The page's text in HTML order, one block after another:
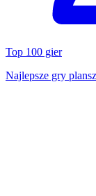
Top 100 gier
Najlepsze gry